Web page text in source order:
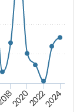
202020222024